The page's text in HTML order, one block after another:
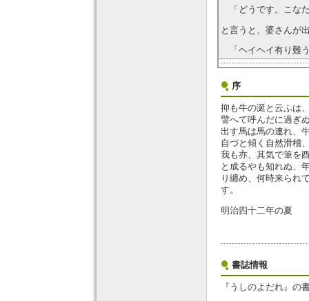
「どうです。こな
と言うと、婆さんが
「ヘイヘイ有り難
序
抑も牛の涎と云ふは
譬へて呼んだに過ぎ
出す馬は馬の連れ、
自づと傾く自然滑稽
我も亦、其気で筆を
と成るやも知れぬ、
り纏め、何時来られ
す。
明治四十二年の夏
書誌情報
『うしのよだれ』の